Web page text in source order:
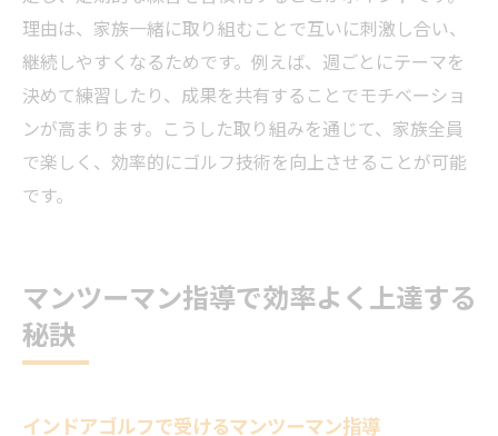
理由は、家族一緒に取り組むことで互いに刺激し合い、
継続しやすくなるためです。例えば、週ごとにテーマを
決めて練習したり、成果を共有することでモチベーショ
ンが高まります。こうした取り組みを通じて、家族全員
で楽しく、効率的にゴルフ技術を向上させることが可能
です。
マンツーマン指導で効率よく上達する
秘訣
インドアゴルフで受けるマンツーマン指導